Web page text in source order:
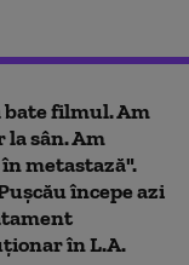
filmul. Am
la sân. Am
metastază".
începe azi
în L.A.